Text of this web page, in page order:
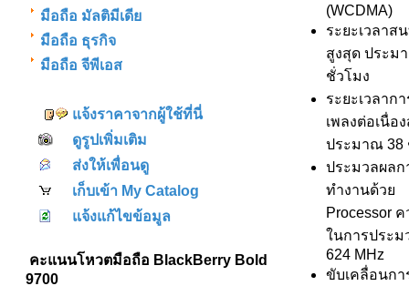
มือถือ มัลติมีเดีย
มือถือ ธุรกิจ
มือถือ จีพีเอส
แจ้งราคาจากผู้ใช้ที่นี่
ดูรูปเพิ่มเติม
ส่งให้เพื่อนดู
เก็บเข้า My Catalog
แจ้งแก้ไขข้อมูล
คะแนนโหวตมือถือ BlackBerry Bold
9700
(WCDMA)
ระยะเวลาส
สูงสุด ประม
ชั่วโมง
ระยะเวลาก
เพลงต่อเนื่อ
ประมาณ 38
ประมวลผลก
ทำงานด้วย
Processor ค
ในการประม
624 MHz
ขับเคลื่อนกา